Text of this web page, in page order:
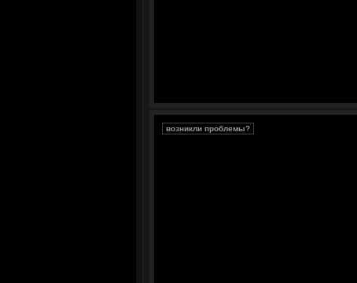
возникли проблемы?